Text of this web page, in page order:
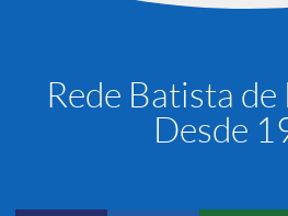
Rede Batista de
Desde